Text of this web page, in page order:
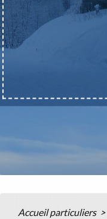
Accueil particuliers >